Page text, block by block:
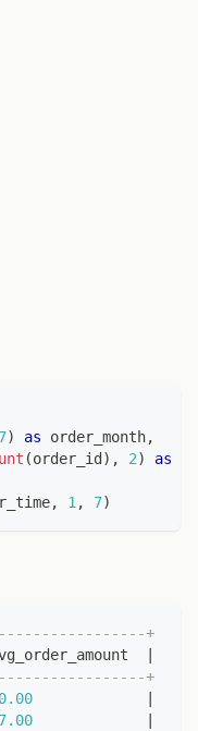
7) as order_month,
(order_id ) , 2) as
, 1 , 7)
+
+